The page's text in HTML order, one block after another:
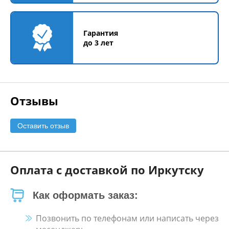
Гарантия
до 3 лет
Отзывы
Оставить отзыв
Оплата с доставкой по Иркутску
Как оформать заказ:
Позвонить по телефонам или написать через